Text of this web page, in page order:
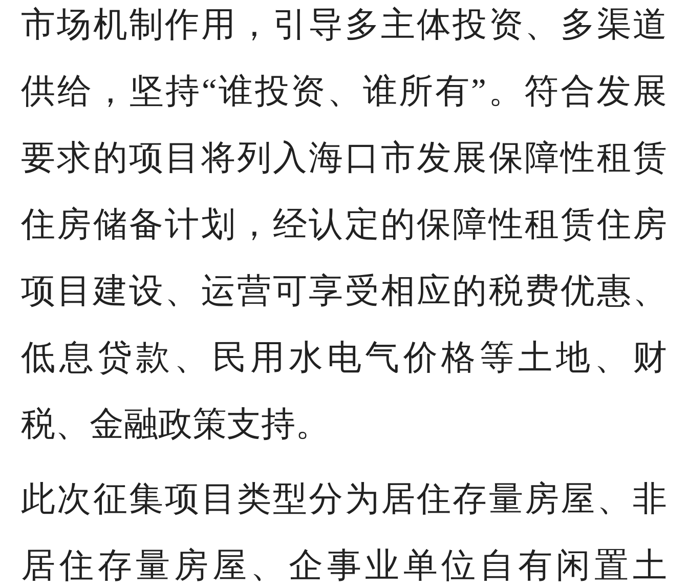
市场机制作用，引导多主体投资、多渠道
供给，坚持“谁投资、谁所有”。符合发展
要求的项目将列入海口市发展保障性租赁
住房储备计划，经认定的保障性租赁住房
项目建设、运营可享受相应的税费优惠、
低息贷款、民用水电气价格等土地、财
税、金融政策支持。
此次征集项目类型分为 居住存量房屋、非
居住存量房屋、企事业单位自有闲置土